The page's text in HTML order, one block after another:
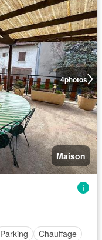
4photos
Maison
Parking Chauffage